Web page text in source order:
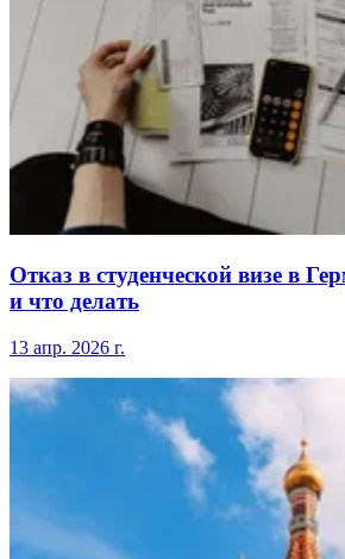
Отказ в студенческой визе в
и что делать
13 апр. 2026 г.